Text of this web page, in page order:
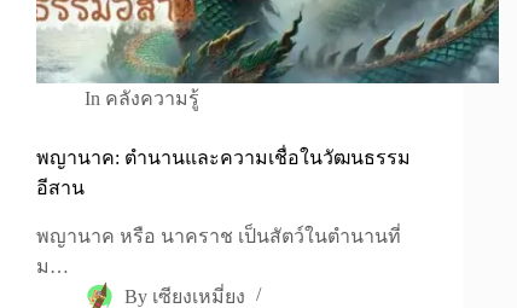
In คลังความรู้
พญานาค: ตำนานและความเชื่อในวัฒนธรรม
อีสาน
พญานาค หรือ นาคราช เป็นสัตว์ในตำนานที่
ม…
By เซียงเหมี่ยง